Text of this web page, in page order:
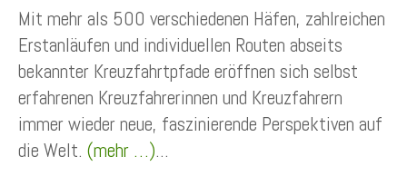
Mit mehr als 500 verschiedenen Häfen, zahlreichen
Erstanläufen und individuellen Routen abseits
bekannter Kreuzfahrtpfade eröffnen sich selbst
erfahrenen Kreuzfahrerinnen und Kreuzfahrern
immer wieder neue, faszinierende Perspektiven auf
die Welt. (mehr …)...